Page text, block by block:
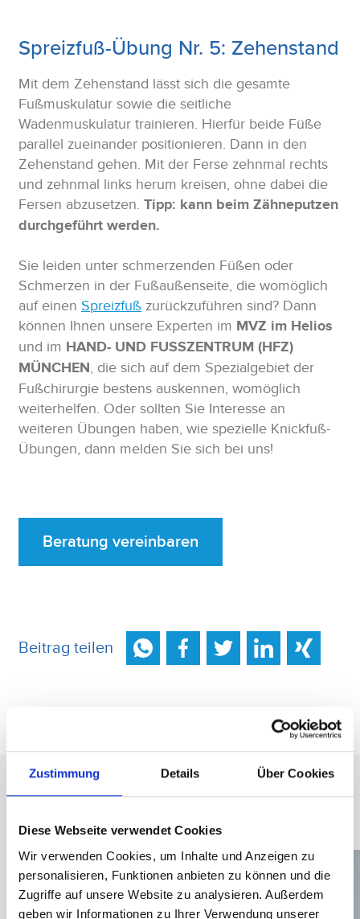
Zustimmung Details Über Cookies
Diese Webseite verwendet Cookies
Wir verwenden Cookies, um Inhalte und Anzeigen zu
personalisieren, Funktionen anbieten zu können und die
Zugriffe auf unsere Website zu analysieren. Außerdem
geben wir Informationen zu Ihrer Verwendung unserer
Spreizfuß-Übung Nr. 5: Zehenstand
Mit dem Zehenstand lässt sich die gesamte
Fußmuskulatur sowie die seitliche
Wadenmuskulatur trainieren. Hierfür beide Füße
parallel zueinander positionieren. Dann in den
Zehenstand gehen. Mit der Ferse zehnmal rechts
und zehnmal links herum kreisen, ohne dabei die
Fersen abzusetzen. Tipp: kann beim Zähneputzen
durchgeführt werden.
Sie leiden unter schmerzenden Füßen oder
Schmerzen in der Fußaußenseite, die womöglich
auf einen Spreizfuß zurückzuführen sind? Dann
können Ihnen unsere Experten im MVZ im Helios
und im HAND- UND FUSSZENTRUM (HFZ)
MÜNCHEN, die sich auf dem Spezialgebiet der
Fußchirurgie bestens auskennen, womöglich
weiterhelfen. Oder sollten Sie Interesse an
weiteren Übungen haben, wie spezielle Knickfuß-
Übungen, dann melden Sie sich bei uns!
Beratung vereinbaren
Beitrag teilen
Neueste Beiträge